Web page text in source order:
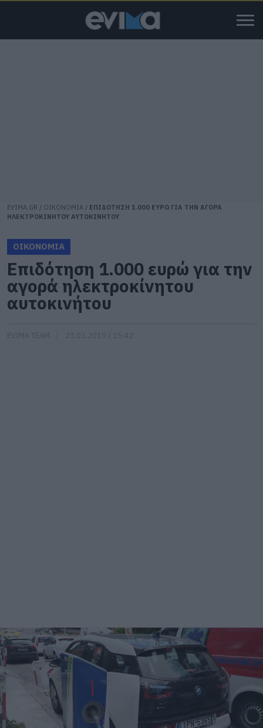
EVIMA.GR / ΟΙΚΟΝΟΜΙΑ / ΕΠΙΔΟΤΗΣΗ 1.000 ΕΥΡΩ ΓΙΑ ΤΗΝ ΑΓΟΡΑ
ΗΛΕΚΤΡΟΚΙΝΗΤΟΥ ΑΥΤΟΚΙΝΗΤΟΥ
ΟΙΚΟΝΟΜΙΑ
Επιδότηση 1.000 ευρώ για την
αγορά ηλεκτροκίνητου
αυτοκινήτου